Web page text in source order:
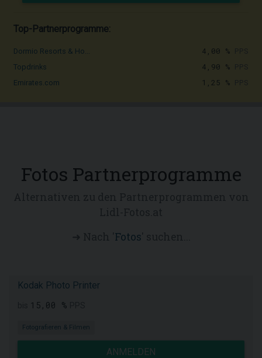
Top-Partnerprogramme:
Dormio Resorts & Ho... 4,00 %
Topdrinks 4,90 %
Emirates.com 1,25 %
Fotos Partnerprogramme
Fotos
Kodak Photo Printer
15,00 %
Fotografieren & Filmen
ANMELDEN